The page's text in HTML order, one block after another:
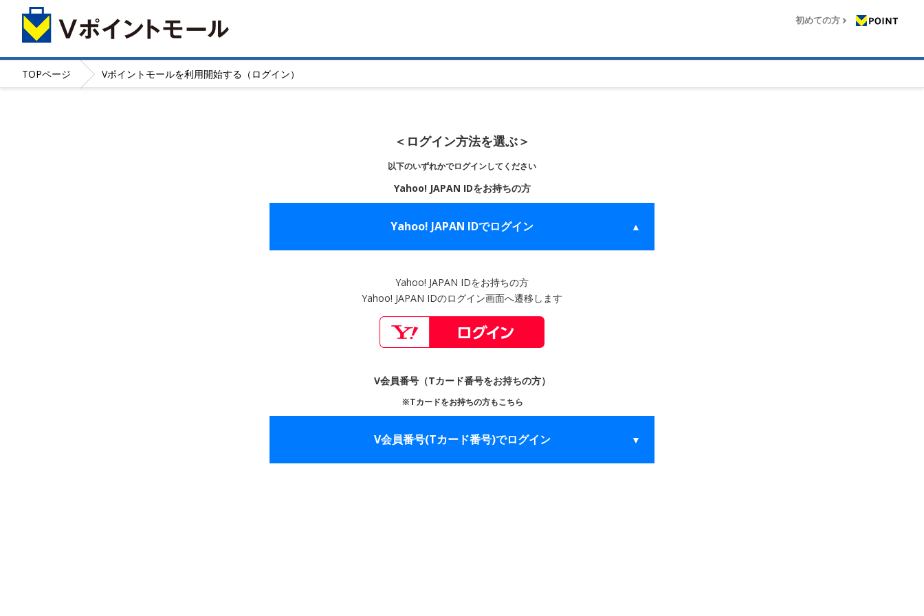
初めての方
TOPページ Vポイントモールを利用開始する（ログイン）
＜ログイン方法を選ぶ＞
以下のいずれかでログインしてください
Yahoo! JAPAN IDをお持ちの方
Yahoo! JAPAN IDでログイン ▲
Yahoo! JAPAN IDをお持ちの方
Yahoo! JAPAN IDのログイン画面へ遷移します
V会員番号（Tカード番号をお持ちの方）
※Tカードをお持ちの方もこちら
V会員番号(Tカード番号)でログイン ▼